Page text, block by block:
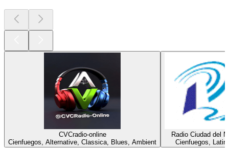
CVCradio-online
Cienfuegos, Alternative, Classica, Blues, Ambient
Radio Ciudad del
Cienfuegos,